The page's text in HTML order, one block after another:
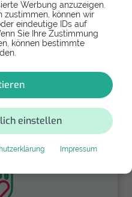
Werbung anzuzeigen.
zustimmen, können wir
eindeutige IDs auf
Sie Ihre Zustimmung
können bestimmte
einstellen
Impressum
Galaxy
A20e zu kaputt ist
gewöhnt hast, dann
Modell
Reihe.
€